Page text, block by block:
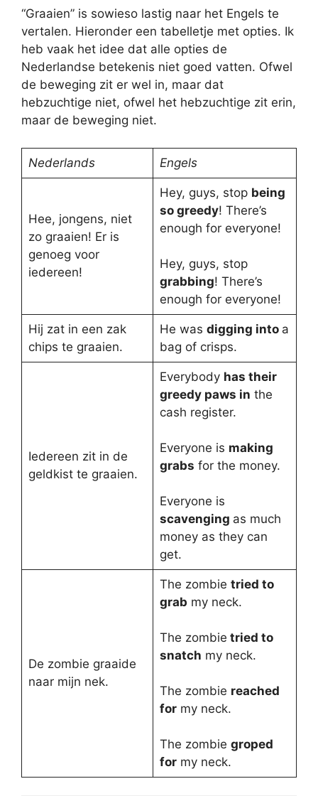
“Graaien” is sowieso lastig naar het Engels te
vertalen. Hieronder een tabelletje met opties. Ik
heb vaak het idee dat alle opties de
Nederlandse betekenis niet goed vatten. Ofwel
de beweging zit er wel in, maar dat
hebzuchtige niet, ofwel het hebzuchtige zit erin,
maar de beweging niet.
Nederlands Engels
Hee, jongens, niet
zo graaien! Er is
genoeg voor
iedereen!
Hey, guys, stop being
so greedy! There’s
enough for everyone!
Hey, guys, stop
grabbing! There’s
enough for everyone!
Hij zat in een zak
chips te graaien.
He was digging into a
bag of crisps.
Iedereen zit in de
geldkist te graaien.
Everybody has their
greedy paws in the
cash register.
Everyone is making
grabs for the money.
Everyone is
scavenging as much
money as they can
get.
De zombie graaide
naar mijn nek.
The zombie tried to
grab my neck.
The zombie tried to
snatch my neck.
The zombie reached
formy neck.
The zombie groped
formy neck.